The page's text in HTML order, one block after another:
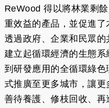
ReWood 得以將林業剩
重效益的產品，並促進了
透過政府、企業和民眾
建立起循環經濟的生態
到研發應用的全循環綠
式推廣至更多城市，讓更
善待養護、修枝回收、